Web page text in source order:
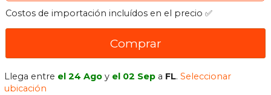
Costos de importación incluídos en el precio ✅
Comprar
Llega entre el 24 Ago y el 02 Sep a FL.Seleccionar
ubicación